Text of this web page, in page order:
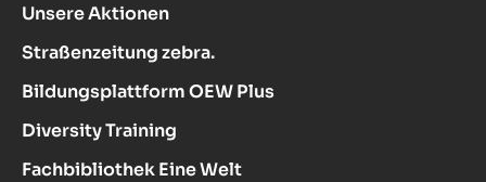
Unsere Aktionen
Straßenzeitung zebra.
Bildungsplattform OEW Plus
Diversity Training
Fachbibliothek Eine Welt